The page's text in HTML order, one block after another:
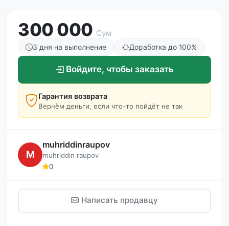
300 000 Сум
3 дня на выполнение Доработка до 100%
Войдите, чтобы заказать
Гарантия возврата
Вернём деньги, если что-то пойдёт не так
M
muhriddinraupov
muhriddin raupov
0
Написать продавцу